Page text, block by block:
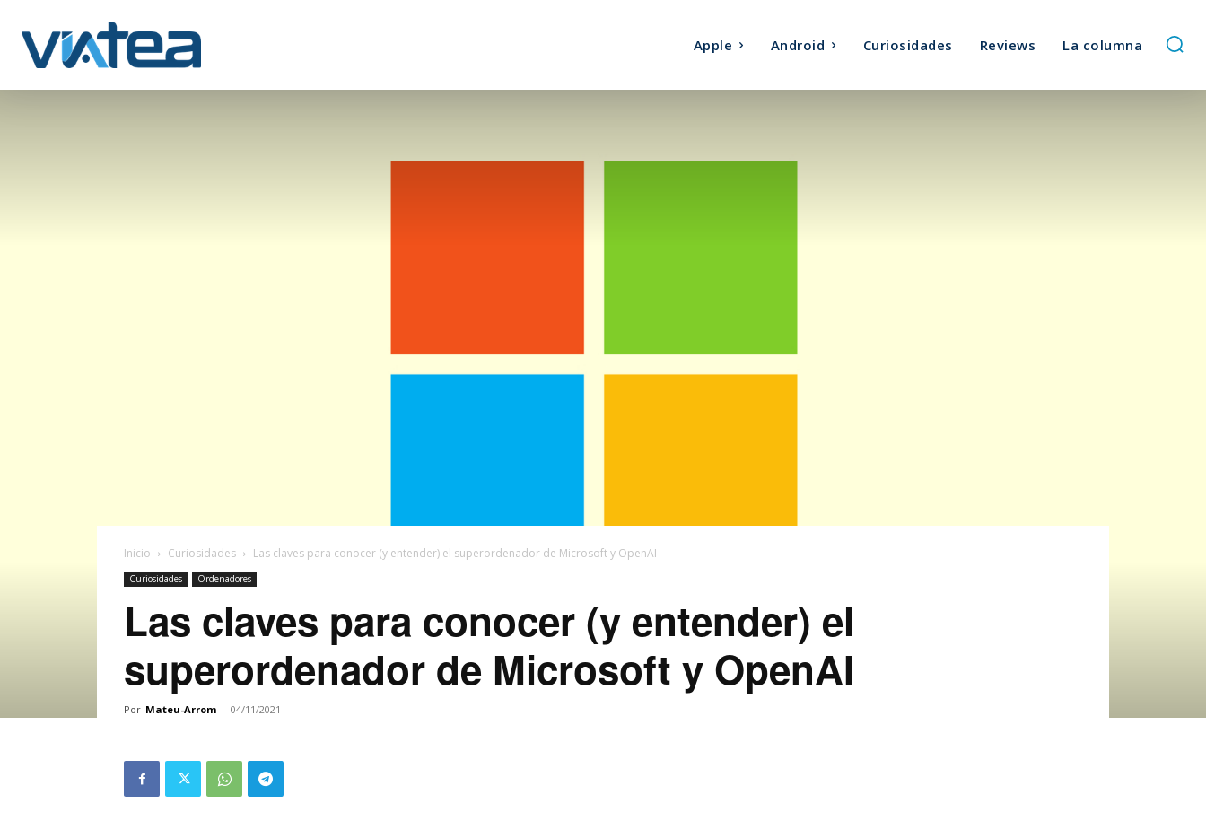
Apple Android Curiosidades Reviews La columna
Inicio Curiosidades Las claves para conocer (y entender) el superordenador de Microsoft y OpenAI
Curiosidades Ordenadores
Las claves para conocer (y entender) el
superordenador de Microsoft y OpenAI
Por Mateu-Arrom - 04/11/2021